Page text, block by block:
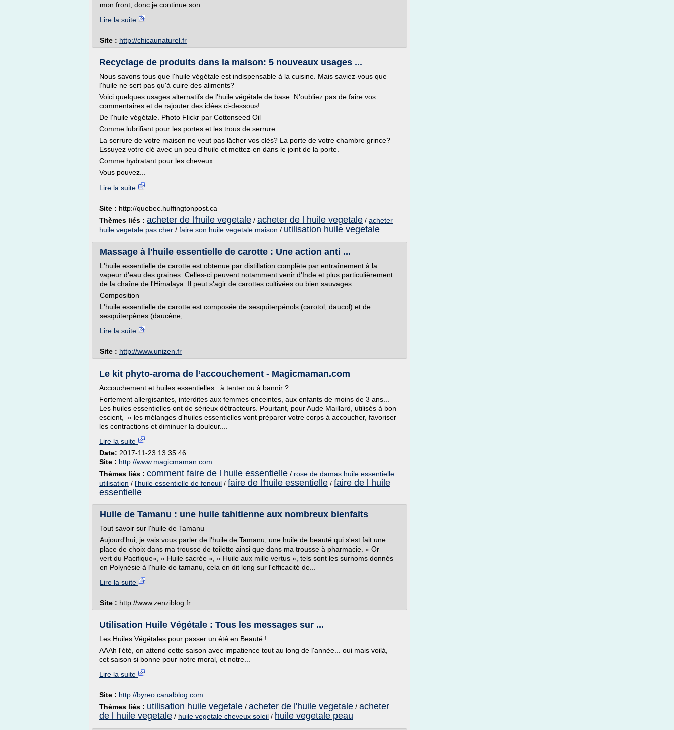
mon front, donc je continue son...
Lire la suite
Site : http://chicaunaturel.fr
Recyclage de produits dans la maison: 5 nouveaux usages ...
Nous savons tous que l'huile végétale est indispensable à la cuisine. Mais saviez-vous que
l'huile ne sert pas qu'à cuire des aliments?
Voici quelques usages alternatifs de l'huile végétale de base. N'oubliez pas de faire vos
commentaires et de rajouter des idées ci-dessous!
De l'huile végétale. Photo Flickr par Cottonseed Oil
Comme lubrifiant pour les portes et les trous de serrure:
La serrure de votre maison ne veut pas lâcher vos clés? La porte de votre chambre grince?
Essuyez votre clé avec un peu d'huile et mettez-en dans le joint de la porte.
Comme hydratant pour les cheveux:
Vous pouvez...
Lire la suite
Site : http://quebec.huffingtonpost.ca
Thèmes liés : acheter de l'huile vegetale / acheter de l huile vegetale / acheter
huile vegetale pas cher / faire son huile vegetale maison / utilisation huile vegetale
Massage à l'huile essentielle de carotte : Une action anti ...
L'huile essentielle de carotte est obtenue par distillation complète par entraînement à la
vapeur d'eau des graines. Celles-ci peuvent notamment venir d'Inde et plus particulièrement
de la chaîne de l'Himalaya. Il peut s'agir de carottes cultivées ou bien sauvages.
Composition
L'huile essentielle de carotte est composée de sesquiterpénols (carotol, daucol) et de
sesquiterpènes (daucène,...
Lire la suite
Site : http://www.unizen.fr
Le kit phyto-aroma de l’accouchement - Magicmaman.com
Accouchement et huiles essentielles : à tenter ou à bannir ?
Fortement allergisantes, interdites aux femmes enceintes, aux enfants de moins de 3 ans...
Les huiles essentielles ont de sérieux détracteurs. Pourtant, pour Aude Maillard, utilisés à bon
escient, « les mélanges d'huiles essentielles vont préparer votre corps à accoucher, favoriser
les contractions et diminuer la douleur....
Lire la suite
Date: 2017-11-23 13:35:46
Site : http://www.magicmaman.com
Thèmes liés : comment faire de l huile essentielle / rose de damas huile essentielle
utilisation / l'huile essentielle de fenouil / faire de l'huile essentielle / faire de l huile
essentielle
Huile de Tamanu : une huile tahitienne aux nombreux bienfaits
Tout savoir sur l'huile de Tamanu
Aujourd'hui, je vais vous parler de l'huile de Tamanu, une huile de beauté qui s'est fait une
place de choix dans ma trousse de toilette ainsi que dans ma trousse à pharmacie. « Or
vert du Pacifique», « Huile sacrée », « Huile aux mille vertus », tels sont les surnoms donnés
en Polynésie à l'huile de tamanu, cela en dit long sur l'efficacité de...
Lire la suite
Site : http://www.zenziblog.fr
Utilisation Huile Végétale : Tous les messages sur ...
Les Huiles Végétales pour passer un été en Beauté !
AAAh l'été, on attend cette saison avec impatience tout au long de l'année... oui mais voilà,
cet saison si bonne pour notre moral, et notre...
Lire la suite
Site : http://byreo.canalblog.com
Thèmes liés : utilisation huile vegetale / acheter de l'huile vegetale / acheter
de l huile vegetale / huile vegetale cheveux soleil / huile vegetale peau